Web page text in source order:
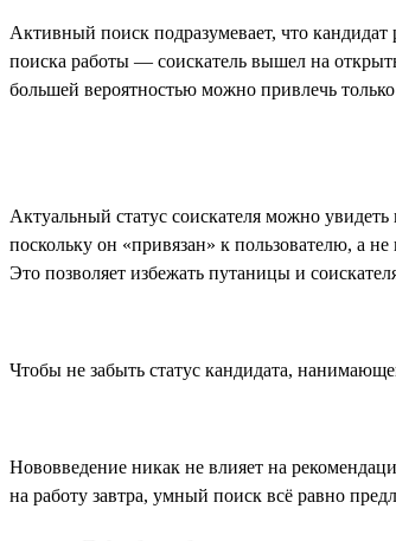
Активный поиск подразумевает, что
поиска работы — соискатель вышел на
большей вероятностью можно привлечь
Актуальный статус соискателя можно
поскольку он «привязан» к пользователю, а
Это позволяет избежать путаницы и
Чтобы не забыть статус кандидата,
Нововведение никак не влияет на
на работу завтра, умный поиск всё равно